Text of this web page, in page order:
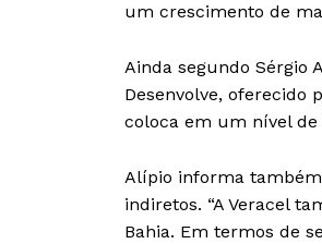
um crescimento de
Ainda segundo Sérgio
Desenvolve, oferecido
coloca em um nível
Alípio informa
indiretos. “A Veracel
Bahia. Em termos de